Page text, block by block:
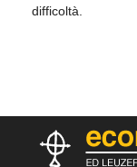
difficoltà.